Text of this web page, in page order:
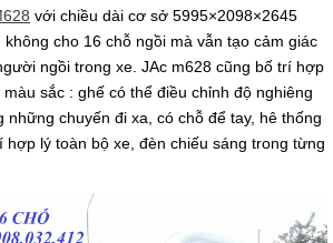
với chiều dài cơ sở 5995×2098×2645
không cho 16 chỗ ngồi mà vẫn tạo cảm giác
ngồi trong xe. JAc m628 cũng bố trí hợp
sắc : ghế có thể điều chỉnh độ nghiêng
những chuyến đi xa, có chỗ để tay, hê thống
hợp lý toàn bộ xe, đèn chiếu sáng trong từng